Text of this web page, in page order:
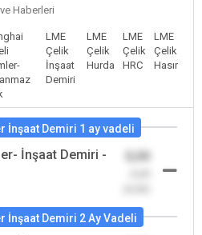
Haberleri
LME
Çelik
İnşaat
Demiri
LME
Çelik
Hurda
LME
Çelik
HRC
LME
Çelik
Hasır
İnşaat Demiri 1 ay vadeli
İnşaat Demiri -
İnşaat Demiri 2 Ay Vadeli